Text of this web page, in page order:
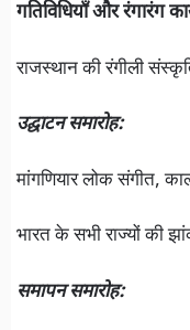
गतिविधियाँ और रंगारंग
राजस्थान की रंगीली
उद्घाटन समारोह:
मांगणियार लोक संगीत,
भारत के सभी राज्यों की
समापन समारोह: